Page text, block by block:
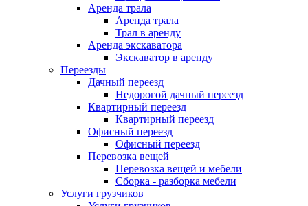
Аренда трала
Аренда трала
Трал в аренду
Аренда экскаватора
Экскаватор в аренду
Переезды
Дачный переезд
Недорогой дачный переезд
Квартирный переезд
Квартирный переезд
Офисный переезд
Офисный переезд
Перевозка вещей
Перевозка вещей и мебели
Сборка - разборка мебели
Услуги грузчиков